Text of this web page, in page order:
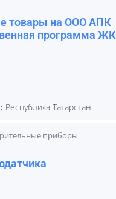
товары на ООО АПК
программа ЖК
Республика Татарстан
приборы